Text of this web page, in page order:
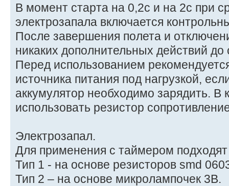
В момент старта на 0,2с и на 2с при
электрозапала включается
После завершения полета и
никаких дополнительных действий
Перед использованием
источника питания под нагрузкой,
аккумулятор необходимо зарядить. В
использовать резистор
Электрозапал.
Для применения с таймером подходят
Тип 1 - на основе резисторов smd
Тип 2 – на основе микролампочек 3В.